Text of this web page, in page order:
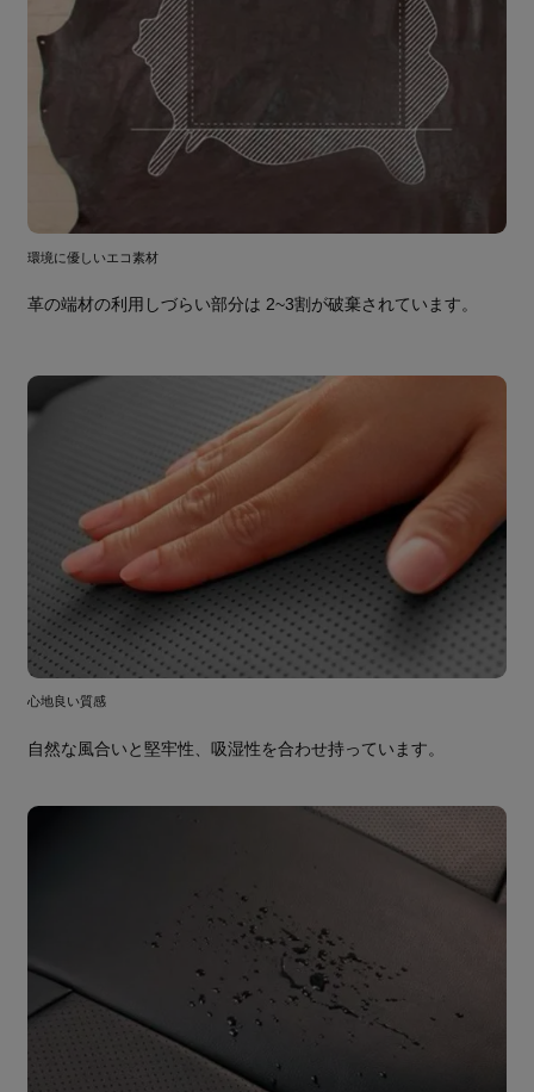
環境に優しいエコ素材
革の端材の利用しづらい部分は 2~3割が破棄されています。
心地良い質感
自然な風合いと堅牢性、吸湿性を合わせ持っています。